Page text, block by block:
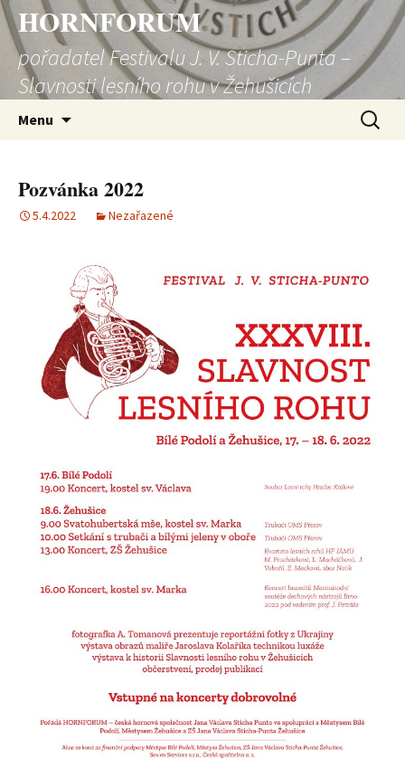
HORNFORUM
pořadatel Festivalu J. V. Sticha-Punta –
Slavnosti lesního rohu v Žehušicích
Menu
Pozvánka 2022
5.4.2022 Nezařazené